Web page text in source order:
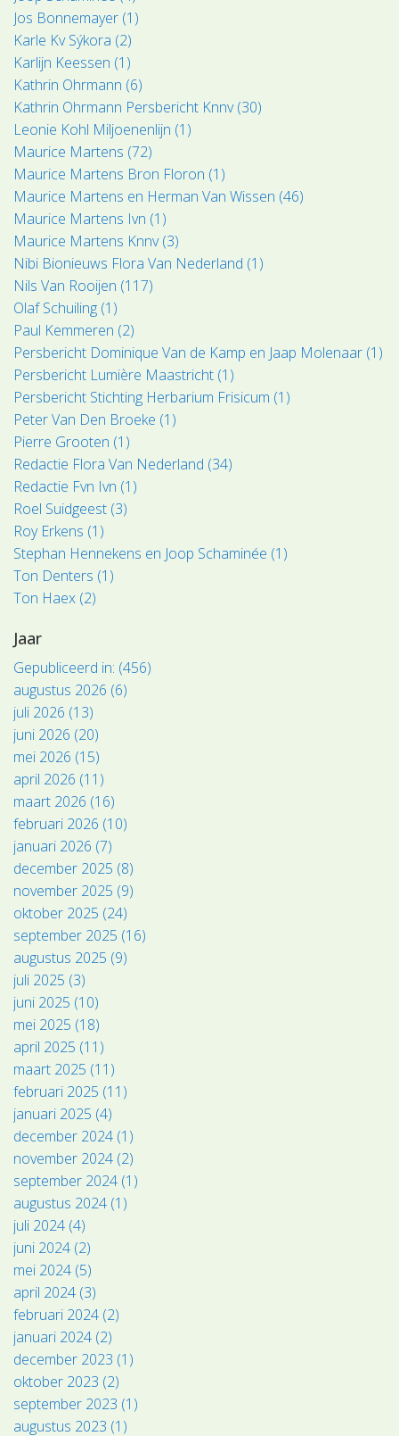
Jos Bonnemayer (1)
Karle Kv Sýkora (2)
Karlijn Keessen (1)
Kathrin Ohrmann (6)
Kathrin Ohrmann Persbericht Knnv (30)
Leonie Kohl Miljoenenlijn (1)
Maurice Martens (72)
Maurice Martens Bron Floron (1)
Maurice Martens en Herman Van Wissen (46)
Maurice Martens Ivn (1)
Maurice Martens Knnv (3)
Nibi Bionieuws Flora Van Nederland (1)
Nils Van Rooijen (117)
Olaf Schuiling (1)
Paul Kemmeren (2)
Persbericht Dominique Van de Kamp en Jaap Molenaar (1)
Persbericht Lumière Maastricht (1)
Persbericht Stichting Herbarium Frisicum (1)
Peter Van Den Broeke (1)
Pierre Grooten (1)
Redactie Flora Van Nederland (34)
Redactie Fvn Ivn (1)
Roel Suidgeest (3)
Roy Erkens (1)
Stephan Hennekens en Joop Schaminée (1)
Ton Denters (1)
Ton Haex (2)
Jaar
Gepubliceerd in: (456)
augustus 2026 (6)
juli 2026 (13)
juni 2026 (20)
mei 2026 (15)
april 2026 (11)
maart 2026 (16)
februari 2026 (10)
januari 2026 (7)
december 2025 (8)
november 2025 (9)
oktober 2025 (24)
september 2025 (16)
augustus 2025 (9)
juli 2025 (3)
juni 2025 (10)
mei 2025 (18)
april 2025 (11)
maart 2025 (11)
februari 2025 (11)
januari 2025 (4)
december 2024 (1)
november 2024 (2)
september 2024 (1)
augustus 2024 (1)
juli 2024 (4)
juni 2024 (2)
mei 2024 (5)
april 2024 (3)
februari 2024 (2)
januari 2024 (2)
december 2023 (1)
oktober 2023 (2)
september 2023 (1)
augustus 2023 (1)